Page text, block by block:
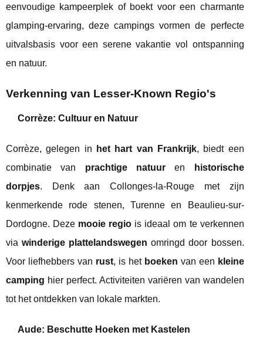
eenvoudige kampeerplek of boekt voor een charmante
glamping-ervaring, deze campings vormen de perfecte
uitvalsbasis voor een serene vakantie vol ontspanning
en natuur.
Verkenning van Lesser-Known Regio's
Corrèze: Cultuur en Natuur
Corrèze, gelegen in het hart van Frankrijk, biedt een
combinatie van prachtige natuuren
historische
dorpjes. Denk aan Collonges-la-Rouge met zijn
kenmerkende rode stenen, Turenne en Beaulieu-sur-
Dordogne. Deze mooie regio is ideaal om te verkennen
viawinderige plattelandswegen omringd door bossen.
Voor liefhebbers van rust, is het boeken van een kleine
camping hier perfect. Activiteiten variëren van wandelen
tot het ontdekken van lokale markten.
Aude: Beschutte Hoeken met Kastelen